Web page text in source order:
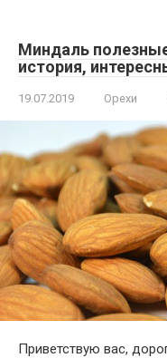
Миндаль
история,
19.07.2019 Орехи
Приветствую вас,